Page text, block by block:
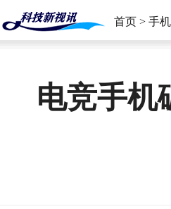
首页 > 手机
电竞手机